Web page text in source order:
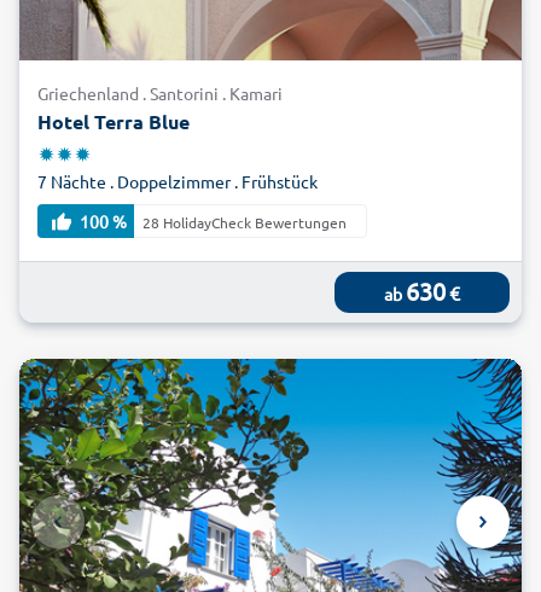
Griechenland . Santorini . Kamari
Hotel Terra Blue
7 Nächte . Doppelzimmer . Frühstück
100 %
28 HolidayCheck Bewertungen
ab 630€